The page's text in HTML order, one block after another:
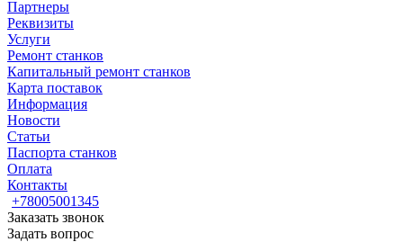
Партнеры
Реквизиты
Услуги
Ремонт станков
Капитальный ремонт станков
Карта поставок
Информация
Новости
Статьи
Паспорта станков
Оплата
Контакты
+78005001345
Заказать звонок
Задать вопрос